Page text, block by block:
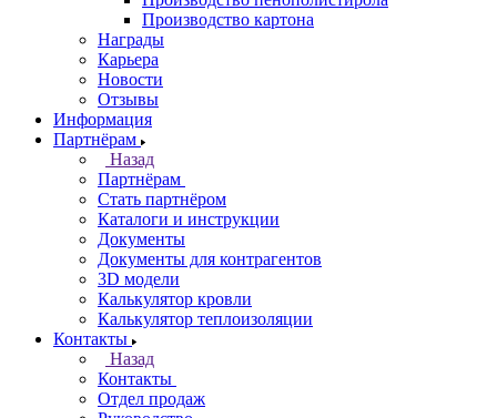
Производство картона
Награды
Карьера
Новости
Отзывы
Информация
Партнёрам
Назад
Партнёрам
Стать партнёром
Каталоги и инструкции
Документы
Документы для контрагентов
3D модели
Калькулятор кровли
Калькулятор теплоизоляции
Контакты
Назад
Контакты
Отдел продаж